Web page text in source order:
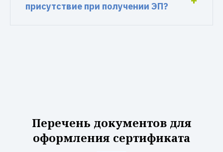
присутствие при получении ЭП?
Перечень документов для
оформления сертификата